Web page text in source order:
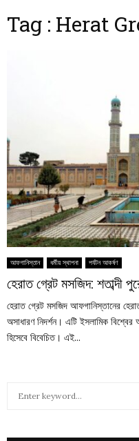
Tag : Herat
আফগানিস্তান ধর্মীয় স্থাপনা পর্যটন আকর্ষণ
হেরাত গ্রেট মসজিদ: শতাব্দী
হেরাত গ্রেট মসজিদ আফগানিস্তানের
অসাধারণ নিদর্শন। এটি ইসলামিক
হিসেবে বিবেচিত। এই...